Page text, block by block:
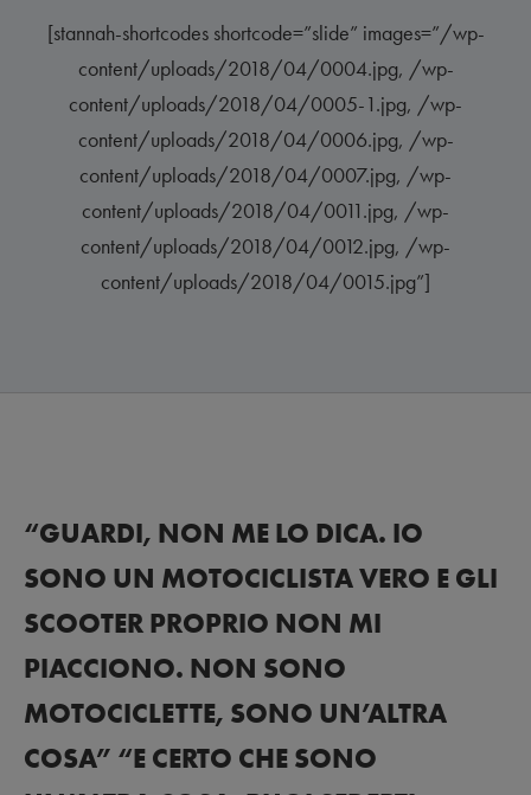
[stannah-shortcodes shortcode=”slide” images=”/wp-
content/uploads/2018/04/0004.jpg, /wp-
content/uploads/2018/04/0005-1.jpg, /wp-
content/uploads/2018/04/0006.jpg, /wp-
content/uploads/2018/04/0007.jpg, /wp-
content/uploads/2018/04/0011.jpg, /wp-
content/uploads/2018/04/0012.jpg, /wp-
content/uploads/2018/04/0015.jpg”]
“GUARDI, NON ME LO DICA. IO
SONO UN MOTOCICLISTA VERO E GLI
SCOOTER PROPRIO NON MI
PIACCIONO. NON SONO
MOTOCICLETTE, SONO UN’ALTRA
COSA” “E CERTO CHE SONO